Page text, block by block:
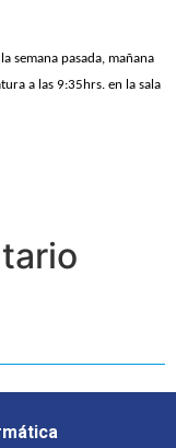
semana pasada, mañana
a las 9:35hrs. en la sala